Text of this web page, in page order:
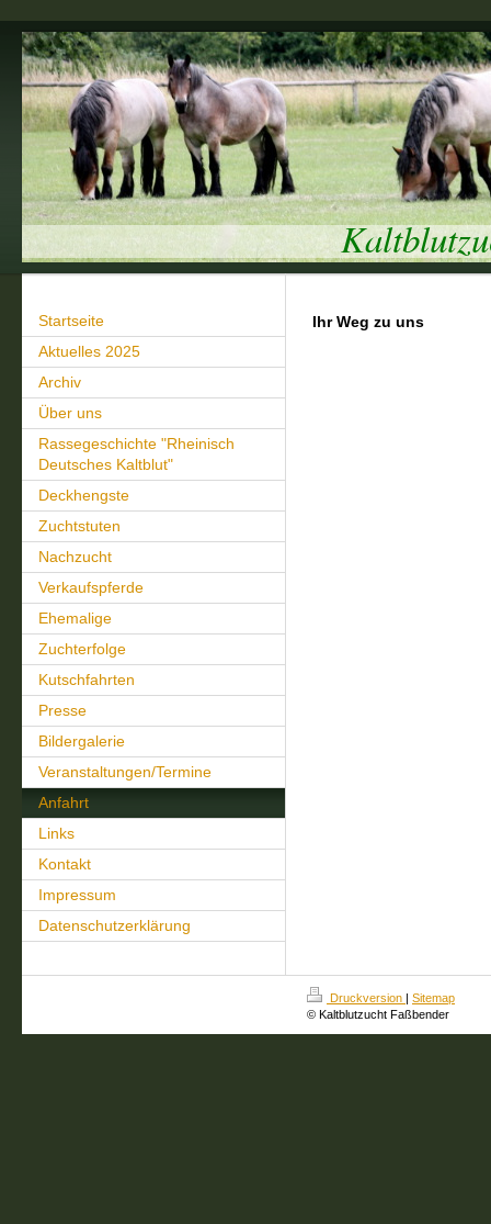
Startseite
Aktuelles 2025
Archiv
Über uns
Rassegeschichte "Rheinisch
Deutsches Kaltblut"
Deckhengste
Zuchtstuten
Nachzucht
Verkaufspferde
Ehemalige
Zuchterfolge
Kutschfahrten
Presse
Bildergalerie
Veranstaltungen/Termine
Anfahrt
Links
Kontakt
Impressum
Datenschutzerklärung
Ihr Weg zu uns
Druckversion | Sitemap
© Kaltblutzucht Faßbender